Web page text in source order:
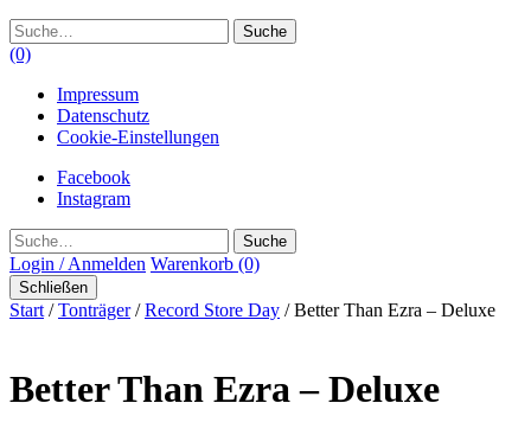
Suche
(0)
Impressum
Datenschutz
Cookie-Einstellungen
Facebook
Instagram
Suche
Login / Anmelden Warenkorb (0)
Schließen
Start /Tonträger/Record Store Day / Better Than Ezra – Deluxe
Better Than Ezra – Deluxe